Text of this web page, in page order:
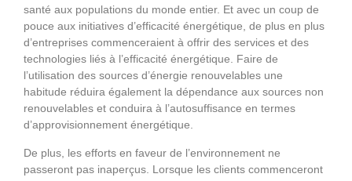
santé aux populations du monde entier. Et avec un coup de
pouce aux initiatives d’efficacité énergétique, de plus en plus
d’entreprises commenceraient à offrir des services et des
technologies liés à l’efficacité énergétique. Faire de
l’utilisation des sources d’énergie renouvelables une
habitude réduira également la dépendance aux sources non
renouvelables et conduira à l’autosuffisance en termes
d’approvisionnement énergétique.
De plus, les efforts en faveur de l’environnement ne
passeront pas inaperçus. Lorsque les clients commenceront